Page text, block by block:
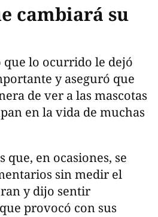
cambiará su
que lo ocurrido le dejó
y aseguró que
de ver a las mascotas
en la vida de muchas
que, en ocasiones, se
sin medir el
y dijo sentir
provocó con sus